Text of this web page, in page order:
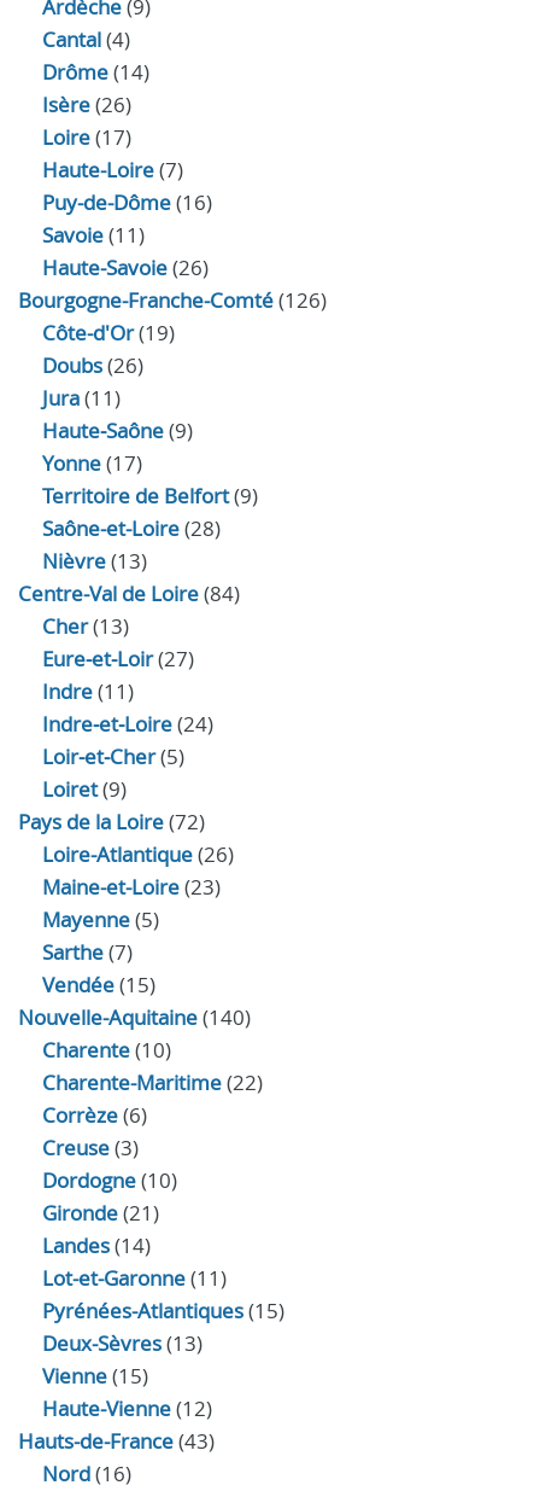
Ardèche(9)
Cantal(4)
Drôme(14)
Isère(26)
Loire(17)
Haute-Loire(7)
Puy-de-Dôme(16)
Savoie(11)
Haute-Savoie(26)
Bourgogne-Franche-Comté(126)
Côte-d'Or(19)
Doubs(26)
Jura(11)
Haute‑Saône(9)
Yonne(17)
Territoire de Belfort(9)
Saône-et-Loire(28)
Nièvre(13)
Centre-Val de Loire(84)
Cher(13)
Eure‑et‑Loir(27)
Indre(11)
Indre‑et‑Loire(24)
Loir‑et‑Cher(5)
Loiret(9)
Pays de la Loire(72)
Loire-Atlantique(26)
Maine-et-Loire(23)
Mayenne(5)
Sarthe(7)
Vendée(15)
Nouvelle-Aquitaine(140)
Charente(10)
Charente-Maritime(22)
Corrèze(6)
Creuse(3)
Dordogne(10)
Gironde(21)
Landes(14)
Lot-et-Garonne(11)
Pyrénées-Atlantiques(15)
Deux-Sèvres(13)
Vienne(15)
Haute-Vienne(12)
Hauts-de-France(43)
Nord(16)